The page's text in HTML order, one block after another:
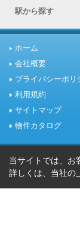
駅から探す
ホーム
会社概要
プライバシーポリ
利用規約
サイトマップ
物件カタログ
当サイトでは、お
詳しくは、当社の